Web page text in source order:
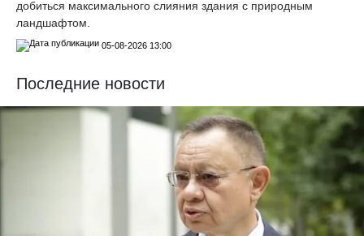
добиться максимального слияния здания с природным
ландшафтом.
05-08-2026 13:00
Последние новости